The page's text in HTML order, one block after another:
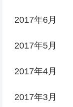
2017年6月
2017年5月
2017年4月
2017年3月